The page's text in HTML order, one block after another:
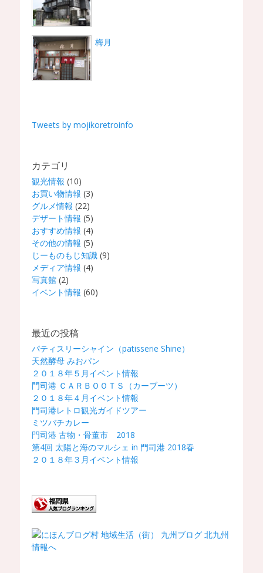
梅月
Tweets by mojikoretroinfo
カテゴリ
観光情報 (10)
お買い物情報 (3)
グルメ情報 (22)
デザート情報 (5)
おすすめ情報 (4)
その他の情報 (5)
じーものもじ知識 (9)
メディア情報 (4)
写真館 (2)
イベント情報 (60)
最近の投稿
パティスリーシャイン（patisserie Shine）
天然酵母 みおパン
２０１８年５月イベント情報
門司港 ＣＡＲＢＯＯＴＳ（カーブーツ）
２０１８年４月イベント情報
門司港レトロ観光ガイドツアー
ミツバチカレー
門司港 古物・骨董市 2018
第4回 太陽と海のマルシェ in 門司港 2018春
２０１８年３月イベント情報